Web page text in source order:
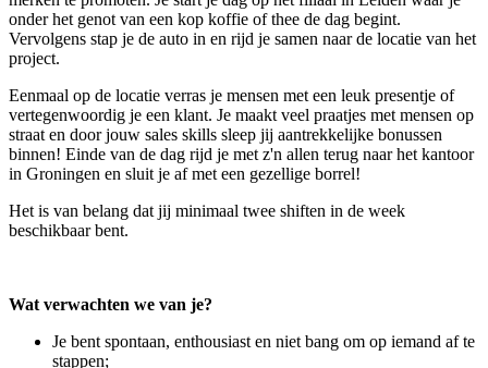
onder het genot van een kop koffie of thee de dag begint.
Vervolgens stap je de auto in en rijd je samen naar de locatie van het
project.
Eenmaal op de locatie verras je mensen met een leuk presentje of
vertegenwoordig je een klant. Je maakt veel praatjes met mensen op
straat en door jouw sales skills sleep jij aantrekkelijke bonussen
binnen! Einde van de dag rijd je met z'n allen terug naar het kantoor
in Groningen en sluit je af met een gezellige borrel!
Het is van belang dat jij minimaal twee shiften in de week
beschikbaar bent.
Wat verwachten we van je?
Je bent spontaan, enthousiast en niet bang om op iemand af te
stappen;